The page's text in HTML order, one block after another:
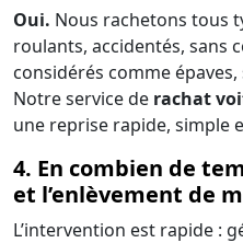
Oui. Nous rachetons tous
roulants, accidentés, sans
considérés comme épaves,
Notre service de rachat
une reprise rapide, simple
4. En combien de
et l’enlèvement de
L’intervention est rapide :